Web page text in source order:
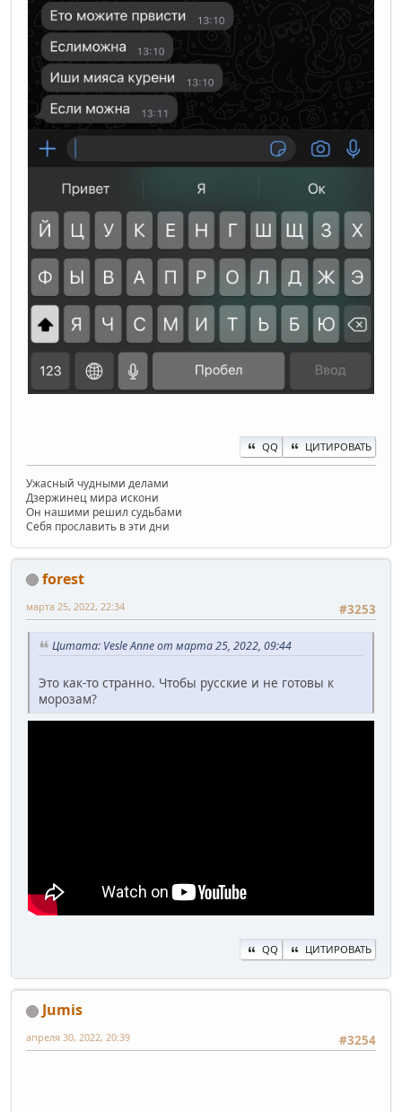
QQ ЦИТИРОВАТЬ
Ужасный чудными делами
Дзержинец мира искони
Он нашими решил судьбами
Себя прославить в эти дни
forest
#3253
марта 25, 2022, 22:34
Цитата: Vesle Anne от марта 25, 2022, 09:44
Это как-то странно. Чтобы русские и не готовы к
морозам?
QQ ЦИТИРОВАТЬ
Jumis
#3254
апреля 30, 2022, 20:39